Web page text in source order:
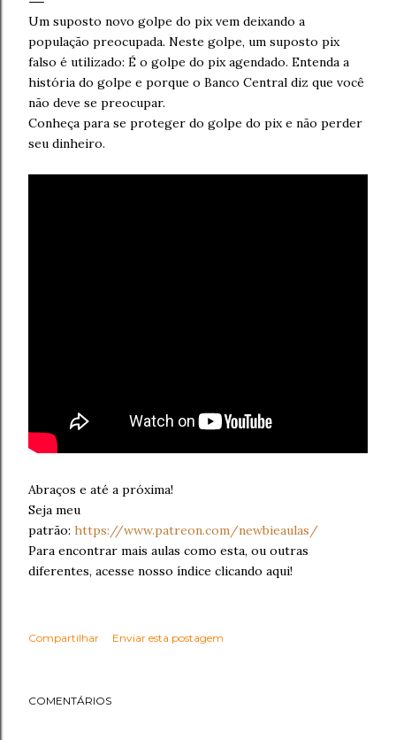
Um suposto novo golpe do pix vem deixando a
população preocupada. Neste golpe, um suposto pix
falso é utilizado: É o golpe do pix agendado. Entenda a
história do golpe e porque o Banco Central diz que você
não deve se preocupar.
Conheça para se proteger do golpe do pix e não perder
seu dinheiro.
Abraços e até a próxima!
Seja meu
patrão: https://www.patreon.com/newbieaulas/
Para encontrar mais aulas como esta, ou outras
diferentes, acesse nosso índice clicando aqui!
Compartilhar Enviar esta postagem
COMENTÁRIOS